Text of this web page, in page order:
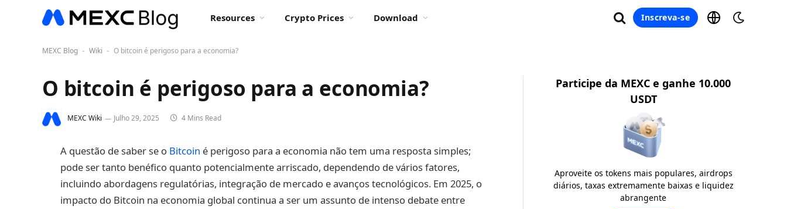
Resources Crypto Prices Download Inscreva-se
MEXC Blog - Wiki - O bitcoin é perigoso para a economia?
O bitcoin é perigoso para a economia?
MEXC Wiki Julho 29, 2025 4 Mins Read
A questão de saber se o Bitcoin é perigoso para a economia não tem uma resposta simples;
pode ser tanto benéfico quanto potencialmente arriscado, dependendo de vários fatores,
incluindo abordagens regulatórias, integração de mercado e avanços tecnológicos. Em 2025, o
impacto do Bitcoin na economia global continua a ser um assunto de intenso debate entre
Participe da MEXC e ganhe 10.000
USDT
Aproveite os tokens mais populares, airdrops
diários, taxas extremamente baixas e liquidez
abrangente